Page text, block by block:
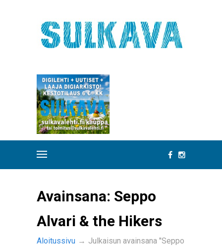
Avainsana: Seppo
Alvari & the Hikers
Aloitussivu → Julkaisun avainsana "Seppo